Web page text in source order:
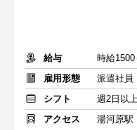
給与
時給1500
雇用形態
派遣社員
シフト
週2日以
アクセス
湯河原駅